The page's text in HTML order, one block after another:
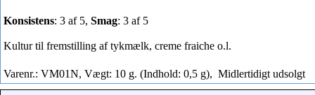
Konsistens: 3 af 5, Smag: 3 af 5
Kultur til fremstilling af tykmælk, creme fraiche o.l.
Varenr.: VM01N, Vægt: 10 g. (Indhold: 0,5 g), Midlertidigt udsolgt